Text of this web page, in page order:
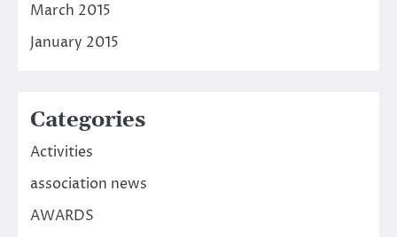
March 2015
January 2015
Categories
Activities
association news
AWARDS